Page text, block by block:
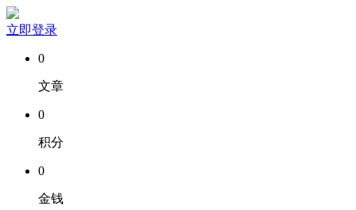
立即登录
0
文章
0
积分
0
金钱